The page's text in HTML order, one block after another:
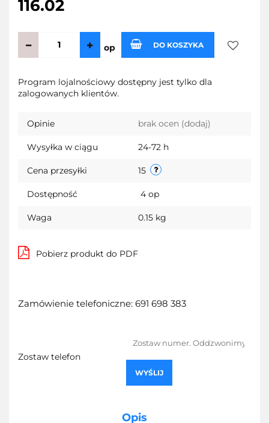
116.02
op DO KOSZYKA
Program lojalnościowy dostępny jest tylko dla
zalogowanych klientów.
Opinie brak ocen (dodaj)
Wysyłka w ciągu 24-72 h
Cena przesyłki 15
Dostępność 4 op
Waga 0.15 kg
Pobierz produkt do PDF
Zamówienie telefoniczne: 691 698 383
Zostaw telefon
WYŚLIJ
Opis